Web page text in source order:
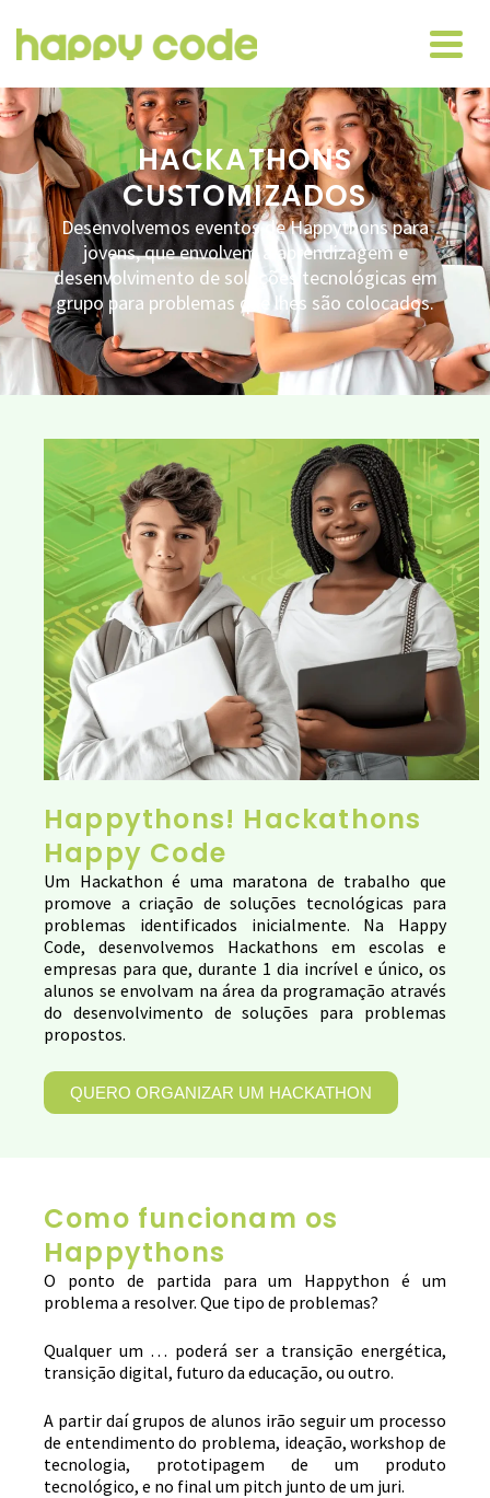
HACKATHONS
CUSTOMIZADOS
Desenvolvemos eventos de Happythons para
jovens, que envolvem a aprendizagem e
desenvolvimento de soluções tecnológicas em
grupo para problemas que lhes são colocados.
Happythons! Hackathons
Happy Code
Um Hackathon é uma maratona de trabalho que
promove a criação de soluções tecnológicas para
problemas identificados inicialmente. Na Happy
Code, desenvolvemos Hackathons em escolas e
empresas para que, durante 1 dia incrível e único, os
alunos se envolvam na área da programação através
do desenvolvimento de soluções para problemas
propostos.
QUERO ORGANIZAR UM HACKATHON
Como funcionam os
Happythons
O ponto de partida para um Happython é um
problema a resolver. Que tipo de problemas?
Qualquer um … poderá ser a transição energética,
transição digital, futuro da educação, ou outro.
A partir daí grupos de alunos irão seguir um processo
de entendimento do problema, ideação, workshop de
tecnologia, prototipagem de um produto
tecnológico, e no final um pitch junto de um juri.